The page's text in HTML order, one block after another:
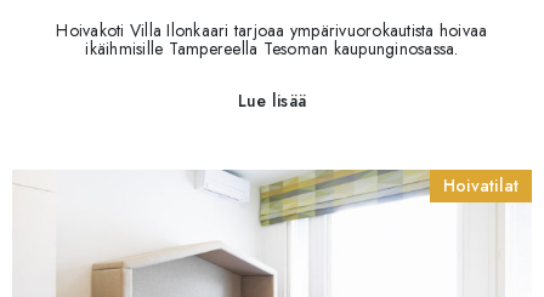
Hoivakoti Villa Ilonkaari tarjoaa ympärivuorokautista hoivaa
ikäihmisille Tampereella Tesoman kaupunginosassa.
Lue lisää
Hoivatilat